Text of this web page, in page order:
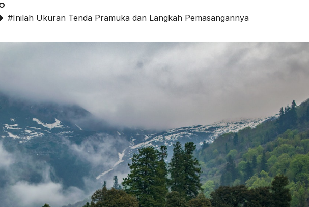
#Inilah Ukuran Tenda Pramuka dan Langkah Pemasangannya